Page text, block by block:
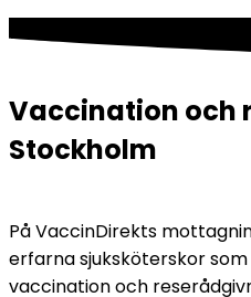
Vaccination och
Stockholm
På VaccinDirekts
erfarna sjuksköterskor
vaccination och